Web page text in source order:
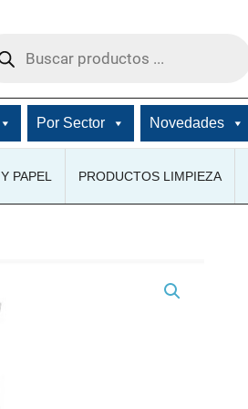
Por Sector Novedades
PAPEL PRODUCTOS LIMPIEZA